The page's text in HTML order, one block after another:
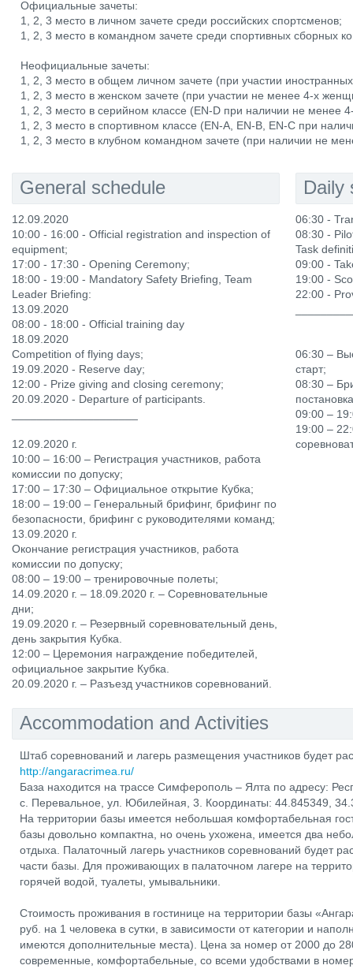
Официальные зачеты:
1, 2, 3 место в личном зачете среди российских спортсменов;
1, 2, 3 место в командном зачете среди спортивных сборных
Неофициальные зачеты:
1, 2, 3 место в общем личном зачете (при участии
1, 2, 3 место в женском зачете (при участии не менее 4-х
1, 2, 3 место в серийном классе (EN-D при наличии не менее
1, 2, 3 место в спортивном классе (EN-A, EN-B, EN-C при
1, 2, 3 место в клубном командном зачете (при наличии не
General schedule
12.09.2020
10:00 - 16:00 - Official registration and inspection of
equipment;
17:00 - 17:30 - Opening Ceremony;
18:00 - 19:00 - Mandatory Safety Briefing, Team
Leader Briefing:
13.09.2020
08:00 - 18:00 - Official training day
18.09.2020
Competition of flying days;
19.09.2020 - Reserve day;
12:00 - Prize giving and closing ceremony;
20.09.2020 - Departure of participants.
12.09.2020 г.
10:00 – 16:00 – Регистрация участников, работа
комиссии по допуску;
17:00 – 17:30 – Официальное открытие Кубка;
18:00 – 19:00 – Генеральный брифинг, брифинг по
безопасности, брифинг с руководителями команд;
13.09.2020 г.
Окончание регистрация участников, работа
комиссии по допуску;
08:00 – 19:00 – тренировочные полеты;
14.09.2020 г. – 18.09.2020 г. – Соревновательные
дни;
19.09.2020 г. – Резервный соревновательный день,
день закрытия Кубка.
12:00 – Церемония награждение победителей,
официальное закрытие Кубка.
20.09.2020 г. – Разъезд участников соревнований.
Daily
06:30 -
08:30 -
Task
09:00 -
19:00 -
22:00 -
06:30 –
старт;
08:30 –
09:00 –
19:00 –
Accommodation and Activities
Штаб соревнований и лагерь размещения участников будет
http://angaracrimea.ru/
База находится на трассе Симферополь – Ялта по адресу:
с. Перевальное, ул. Юбилейная, 3. Координаты: 44.845349,
На территории базы имеется небольшая комфортабельная
базы довольно компактна, но очень ухожена, имеется два
отдыха. Палаточный лагерь участников соревнований будет
части базы. Для проживающих в палаточном лагере на
горячей водой, туалеты, умывальники.
Стоимость проживания в гостинице на территории базы
руб. на 1 человека в сутки, в зависимости от категории и
имеются дополнительные места). Цена за номер от 2000 до
современные, комфортабельные, со всеми удобствами в